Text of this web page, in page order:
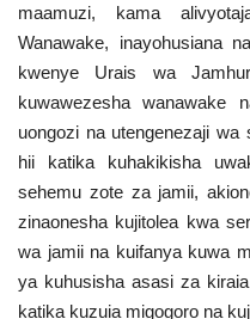
maamuzi, kama
Wanawake, inayohusiana
kwenye Urais wa
kuwawezesha wanawake
uongozi na utengenezaji
hii katika kuhakikisha
sehemu zote za jamii,
zinaonesha kujitolea kwa
wa jamii na kuifanya kuwa
ya kuhusisha asasi za
katika kuzuia migogoro na